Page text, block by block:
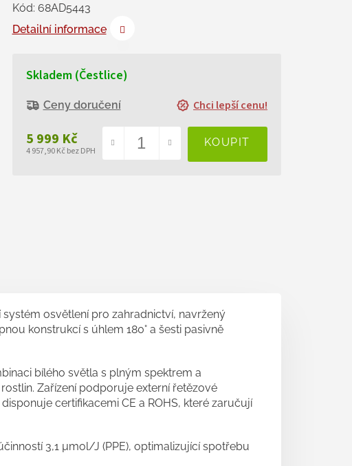
5 999 Kč
4 957,90 Kč bez DPH
Skladem (Čestlice)
Ceny doručení Chci lepší cenu!
Detailní informace
Kód: 68AD5443
systém osvětlení pro zahradnictví, navržený
konstrukcí s úhlem 180° a šesti pasivně
bílého světla s plným spektrem a
Zařízení podporuje externí řetězové
certifikacemi CE a ROHS, které zaručují
3,1 µmol/J (PPE), optimalizující spotřebu